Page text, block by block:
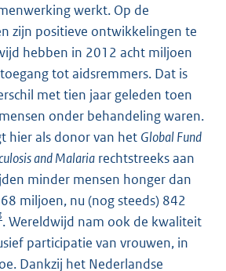
werkt. Op de
zijn positieve ontwikkelingen te
hebben in 2012 acht miljoen
tot aidsremmers. Dat is
met tien jaar geleden toen
onder behandeling waren.
hier als donor van het Global Fund
and Malaria rechtstreeks aan
minder mensen honger dan
miljoen, nu (nog steeds) 842
. Wereldwijd nam ook de kwaliteit
participatie van vrouwen, in
Dankzij het Nederlandse